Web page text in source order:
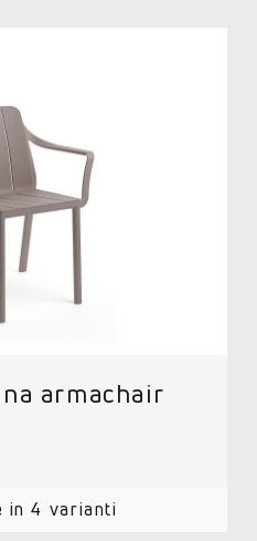
armachair
in 4 varianti